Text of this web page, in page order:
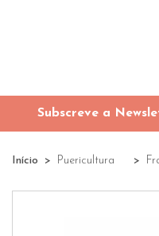
Subscreve a
Início Puericultura